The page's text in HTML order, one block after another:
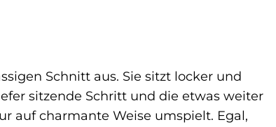
Schnitt aus. Sie sitzt locker und
sitzende Schritt und die etwas weiter
auf charmante Weise umspielt. Egal,